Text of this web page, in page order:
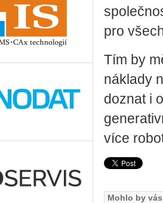
pro
Tím by
náklady
doznat i
více
Mohlo by